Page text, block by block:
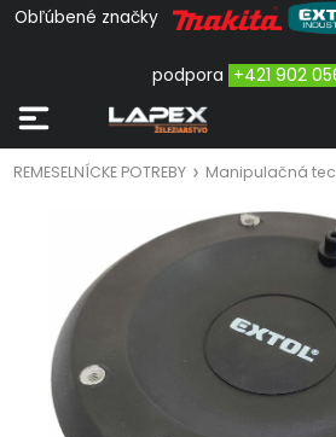
Obľúbené značky
podpora +421 902
REMESELNÍCKE POTREBY Manipulačná